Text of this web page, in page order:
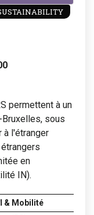
permettent à un
sous
à l'étranger
en
IN).
& Mobilité